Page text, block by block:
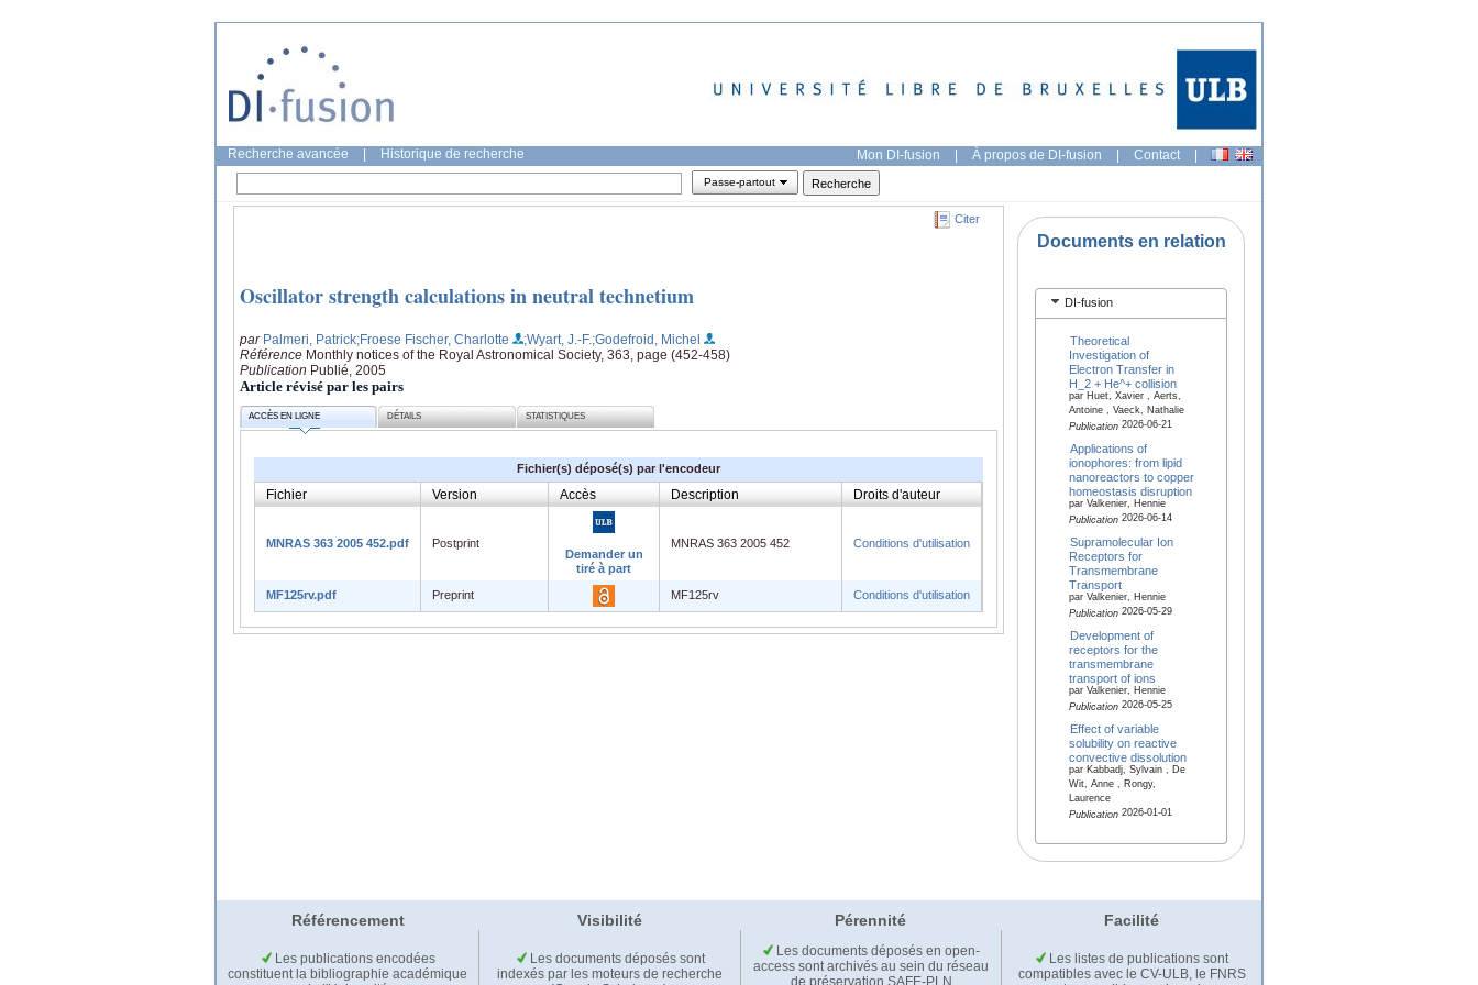
Recherche avancée Historique de recherche Mon DI-fusion | À propos de DI-fusion | Contact |
Passe-partout
Citer
Oscillator strength calculations in neutral technetium
par Palmeri, Patrick;Froese Fischer, Charlotte ;Wyart, J.-F. ;Godefroid, Michel
Référence Monthly notices of the Royal Astronomical Society, 363, page (452-458)
Publication Publié, 2005
Article révisé par les pairs
ACCÈS EN LIGNE DÉTAILS STATISTIQUES
Fichier(s) déposé(s) par l'encodeur
Fichier Version Accès Description Droits d'auteur
MNRAS 363 2005 452.pdf
Postprint
Demander un
tiré à part
MNRAS 363 2005 452 Conditions d'utilisation
MF125rv.pdf Preprint MF125rv Conditions d'utilisation
Documents en relation
DI-fusion
Theoretical
Investigation of
Electron Transfer in
H_2 + He^+ collision
par Huet, Xavier , Aerts,
Antoine , Vaeck, Nathalie
Publication2026-06-21
Applications of
ionophores: from lipid
nanoreactors to copper
homeostasis disruption
par Valkenier, Hennie
Publication2026-06-14
Supramolecular Ion
Receptors for
Transmembrane
Transport
par Valkenier, Hennie
Publication2026-05-29
Development of
receptors for the
transmembrane
transport of ions
par Valkenier, Hennie
Publication2026-05-25
Effect of variable
solubility on reactive
convective dissolution
par Kabbadj, Sylvain , De
Wit, Anne , Rongy,
Laurence
Publication2026-01-01
Référencement Visibilité Pérennité Facilité
Les publications encodées
constituent la bibliographie académique
Les documents déposés sont
indexés par les moteurs de recherche
Les documents déposés en open-
access sont archivés au sein du réseau
Les listes de publications sont
compatibles avec le CV-ULB, le FNRS